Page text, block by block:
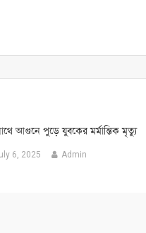
আগুনে পুড়ে যুবকের মর্মান্তিক মৃত্যু
6, 2025 Admin